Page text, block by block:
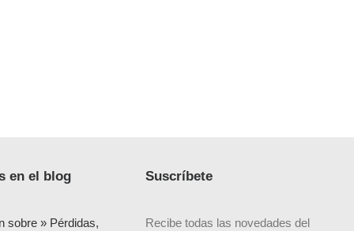
en el blog
sobre » Pérdidas,
Suscríbete
Recibe todas las novedades del